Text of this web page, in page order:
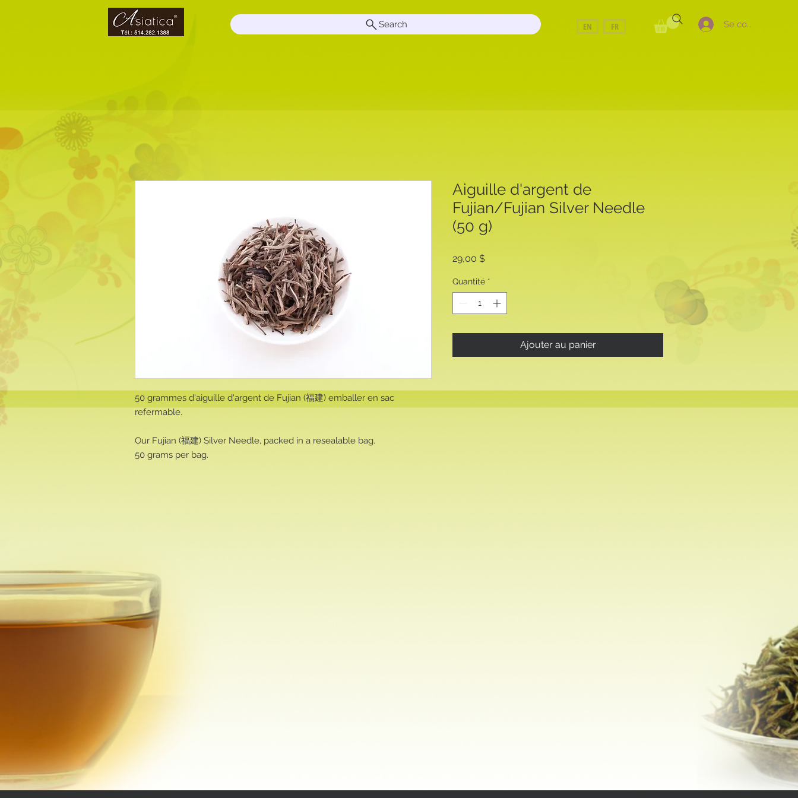
Search EN FR Se connecter
50 grammes d'aiguille d'argent de Fujian (福建) emballer en sac
refermable.
Our Fujian (福建) Silver Needle, packed in a resealable bag.
50 grams per bag.
Aiguille d'argent de
Fujian/Fujian Silver Needle
(50 g)
29,00 $Prix
Quantité *
Ajouter au panier